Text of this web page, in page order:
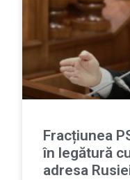
Fracțiunea
în legătură
adresa